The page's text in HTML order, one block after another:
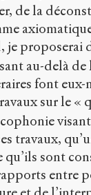
de la
je proposerai
au-delà
font eux-
sur le «
travaux,
qu’ils sont
entre